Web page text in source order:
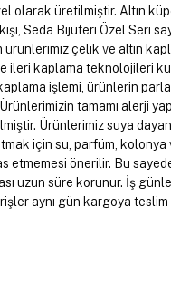
olarak üretilmiştir. Altın
Seda Bijuteri Özel Seri
çelik ve altın
ileri kaplama teknolojileri
işlemi, ürünlerin
Ürünlerimizin tamamı alerji
Ürünlerimiz suya
için su, parfüm,
etmemesi önerilir. Bu
uzun süre korunur. İş
aynı gün kargoya teslim